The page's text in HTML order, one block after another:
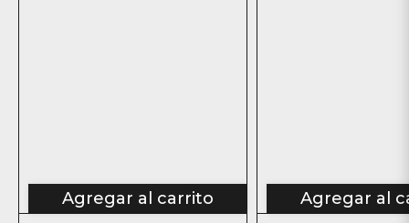
Agregar al carrito Agregar al